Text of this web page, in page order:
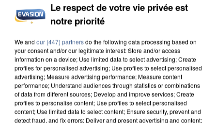
DE SOLIDARITÉ AVEC LES...
Le respect de votre vie privée est
notre priorité
We and our (447) partnersdo the following data processing based on
your consent and/or our legitimate interest: Store and/or access
information on a device; Use limited data to select advertising; Create
profiles for personalised advertising; Use profiles to select personalised
advertising; Measure advertising performance; Measure content
performance; Understand audiences through statistics or combinations
of data from different sources; Develop and improve services; Create
profiles to personalise content; Use profiles to select personalised
content; Use limited data to select content; Ensure security, prevent and
detect fraud, and fix errors; Deliver and present advertising and content;